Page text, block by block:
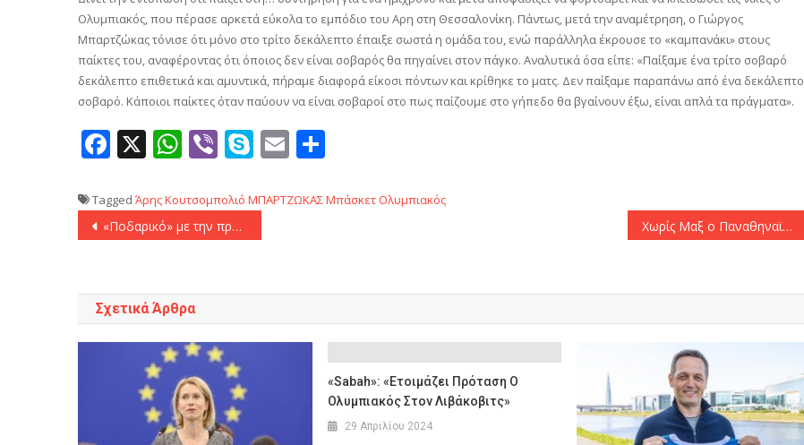
Ολυμπιακός, που πέρασε αρκετά εύκολα το εμπόδιο του Αρη στη Θεσσαλονίκη. Πάντως, μετά την αναμέτρηση, ο Γιώργος
Μπαρτζώκας τόνισε ότι μόνο στο τρίτο δεκάλεπτο έπαιξε σωστά η ομάδα του, ενώ παράλληλα έκρουσε το «καμπανάκι» στους
παίκτες του, αναφέροντας ότι όποιος δεν είναι σοβαρός θα πηγαίνει στον πάγκο. Αναλυτικά όσα είπε: «Παίξαμε ένα τρίτο σοβαρό
δεκάλεπτο επιθετικά και αμυντικά, πήραμε διαφορά είκοσι πόντων και κρίθηκε το ματς. Δεν παίξαμε παραπάνω από ένα δεκάλεπτο
σοβαρό. Κάποιοι παίκτες όταν παύουν να είναι σοβαροί στο πως παίζουμε στο γήπεδο θα βγαίνουν έξω, είναι απλά τα πράγματα».
Facebook
X WhatsApp
ViberSkype
Email
Tagged ΆρηςΚουτσομπολιό ΜΠΑΡΤΖΩΚΑΣΜπάσκετ Ολυμπιακός
Πλοήγηση
«Ποδαρικό» με την πρώτη νίκη για την Καλλιθέα! (2-1) Χωρίς Μαξ ο Παναθηναϊκός κόντρα στον ΠΑΟΚ
Σχετικά Άρθρα
«Sabah»: «Ετοιμάζει Πρόταση Ο
Ολυμπιακός Στον Λιβάκοβιτς»
29 Απριλίου 2024